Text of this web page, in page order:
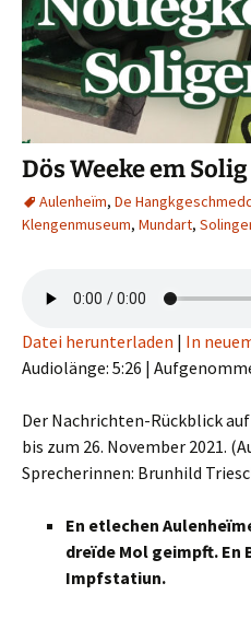
Dös Weeke em
Aulenheïm, De
Klengenmuseum, Mundart,
Datei herunterladen | In
Audiolänge: 5:26 |
Der Nachrichten-Rückblick
bis zum 26. November 2021.
Sprecherinnen: Brunhild
En etlechen
dreïde Mol geimpft.
Impfstatiun.